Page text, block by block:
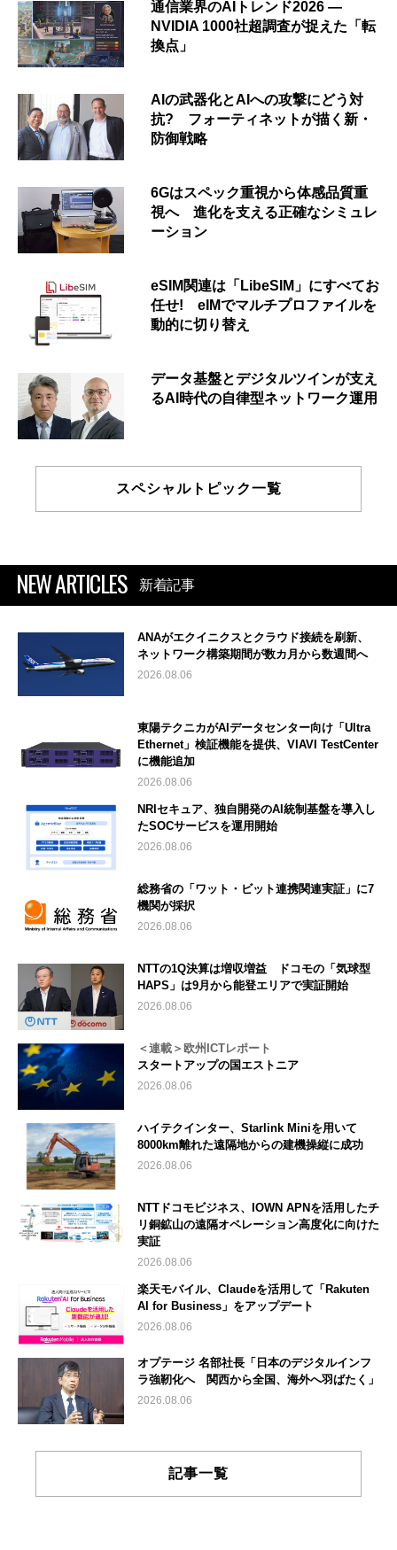
通信業界のAIトレンド2026 ―
NVIDIA 1000社超調査が捉えた「転
換点」
AIの武器化とAIへの攻撃にどう対
抗? フォーティネットが描く新・
防御戦略
6Gはスペック重視から体感品質重
視へ 進化を支える正確なシミュレ
ーション
eSIM関連は「LibeSIM」にすべてお
任せ! eIMでマルチプロファイルを
動的に切り替え
データ基盤とデジタルツインが支え
るAI時代の自律型ネットワーク運用
スペシャルトピック一覧
NEW ARTICLES 新着記事
ANAがエクイニクスとクラウド接続を刷新、
ネットワーク構築期間が数カ月から数週間へ
2026.08.06
東陽テクニカがAIデータセンター向け「Ultra
Ethernet」検証機能を提供、VIAVI TestCenter
に機能追加
2026.08.06
NRIセキュア、独自開発のAI統制基盤を導入し
たSOCサービスを運用開始
2026.08.06
総務省の「ワット・ビット連携関連実証」に7
機関が採択
2026.08.06
NTTの1Q決算は増収増益 ドコモの「気球型
HAPS」は9月から能登エリアで実証開始
2026.08.06
＜連載＞欧州ICTレポート
スタートアップの国エストニア
2026.08.06
ハイテクインター、Starlink Miniを用いて
8000km離れた遠隔地からの建機操縦に成功
2026.08.06
NTTドコモビジネス、IOWN APNを活用したチ
リ銅鉱山の遠隔オペレーション高度化に向けた
実証
2026.08.06
楽天モバイル、Claudeを活用して「Rakuten
AI for Business」をアップデート
2026.08.06
オプテージ 名部社長「日本のデジタルインフ
ラ強靭化へ 関西から全国、海外へ羽ばたく」
2026.08.06
記事一覧